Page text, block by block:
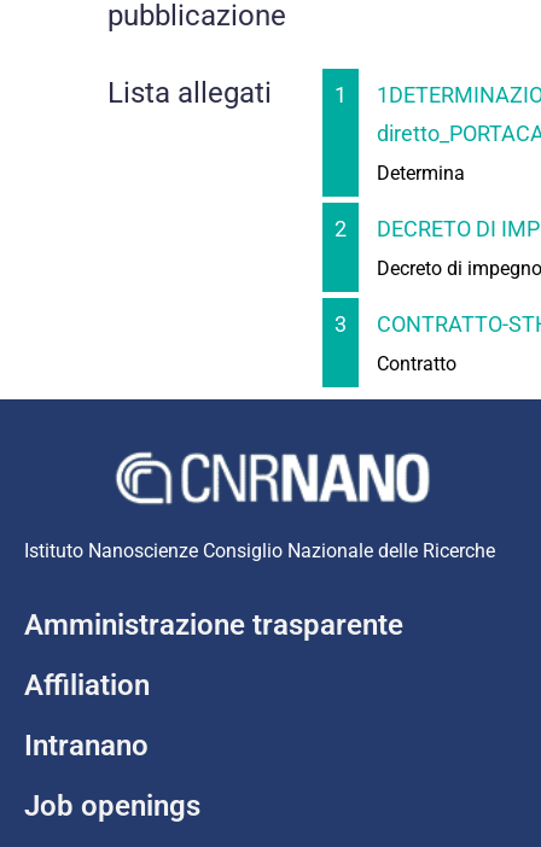
pubblicazione
Lista allegati 1
Determina
2 DECRETO DI
Decreto di impegno
3 CONTRATTO-
Contratto
Istituto Nanoscienze Consiglio Nazionale delle Ricerche
Amministrazione trasparente
Affiliation
Intranano
Job openings